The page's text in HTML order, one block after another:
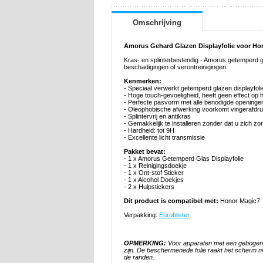
Omschrijving
Amorus Gehard Glazen Displayfolie voor
Kras- en splinterbestendig - Amorus getemperd
beschadigingen of verontreinigingen.
Kenmerken:
- Speciaal verwerkt getemperd glazen
- Hoge touch-gevoeligheid, heeft geen effect
- Perfecte pasvorm met alle benodigde
- Oleophobische afwerking voorkomt
- Splintervrij en antikras
- Gemakkelijk te installeren zonder dat u zich
- Hardheid: tot 9H
- Excellente licht transmissie
Pakket bevat:
- 1 x Amorus Getemperd Glas Displayfolie
- 1 x Reinigingsdoekje
- 1 x Ont-stof Sticker
- 1 x Alcohol Doekjes
- 2 x Hulpstickers
Dit product is compatibel met: Honor Magic7
Verpakking: Euroblister
OPMERKING: Voor apparaten met een
zijn. De beschermenede folie raakt het scherm
de randen.